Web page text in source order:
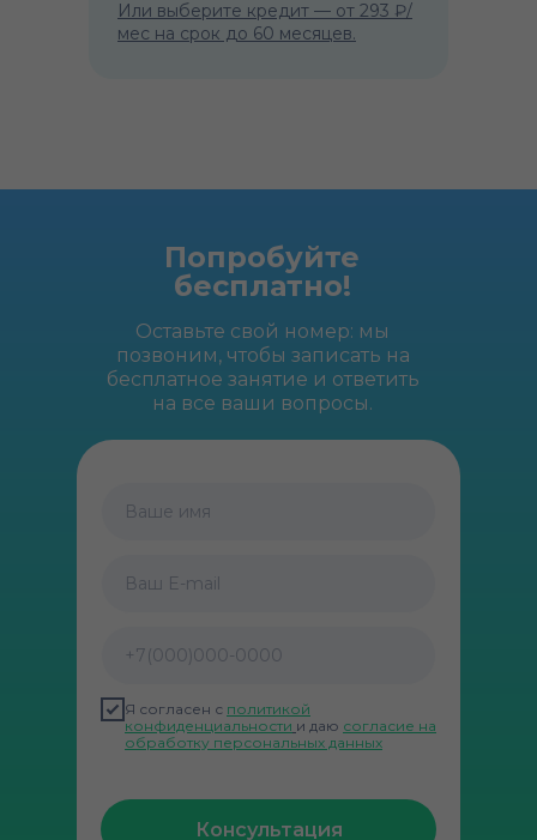
Или выберите кредит — от 293 ₽/
мес на срок до 60 месяцев.
Попробуйте
бесплатно!
Ваше имя
Ваш E-mail
+7(000)000-0000
Я согласен с политикой
конфиденциальности и даю согласие на
обработку персональных данных
Консультация
Оставьте свой номер: мы
позвоним, чтобы записать на
бесплатное занятие и ответить
на все ваши вопросы.